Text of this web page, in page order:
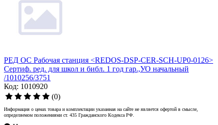
РЕД ОС Рабочая станция <REDOS-DSP-CER-SCH-UP0-0126>
Сертиф. ред. для школ и библ. 1 год гар.,УО начальный
/1010256/3751
Код: 1010920
(0)
Информация о ценах товара и комплектации указанная на сайте не является офертой в смысле,
определяемом положениями ст. 435 Гражданского Кодекса РФ.